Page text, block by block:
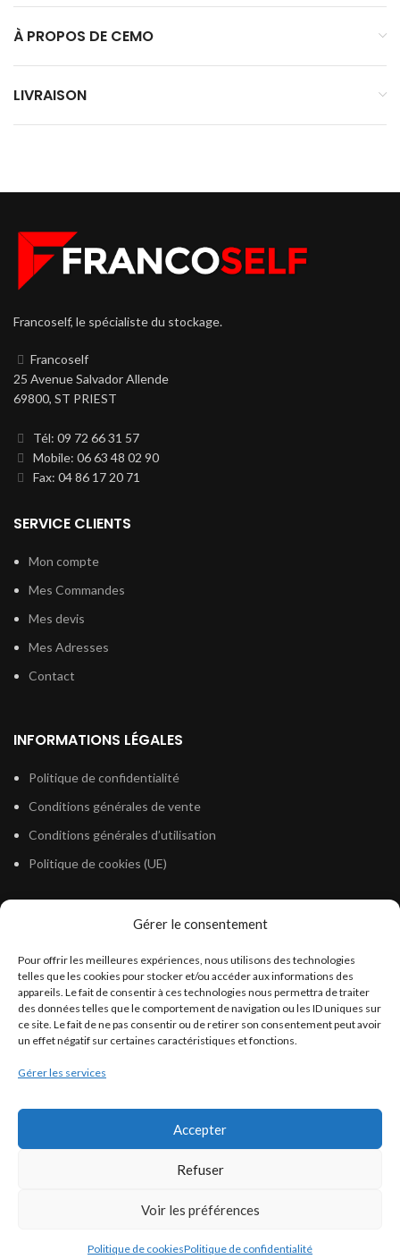
Gérer le consentement
Pour offrir les meilleures expériences, nous utilisons des technologies
telles que les cookies pour stocker et/ou accéder aux informations des
appareils. Le fait de consentir à ces technologies nous permettra de traiter
des données telles que le comportement de navigation ou les ID uniques sur
ce site. Le fait de ne pas consentir ou de retirer son consentement peut avoir
un effet négatif sur certaines caractéristiques et fonctions.
Gérer les services
Accepter
Refuser
Voir les préférences
Politique de cookiesPolitique de confidentialité
À PROPOS DE CEMO
LIVRAISON
Francoself, le spécialiste du stockage.
Francoself
25 Avenue Salvador Allende
69800, ST PRIEST
Tél: 09 72 66 31 57
Mobile: 06 63 48 02 90
Fax: 04 86 17 20 71
SERVICE CLIENTS
Mon compte
Mes Commandes
Mes devis
Mes Adresses
Contact
INFORMATIONS LÉGALES
Politique de confidentialité
Conditions générales de vente
Conditions générales d’utilisation
Politique de cookies (UE)
Législation Gasoil Fioul GNR
Législation Essence
Législation Adblue
Législation Eau
Législation Lubrifiant
Législation Phytosanitaire
COPYRIGHT ©Francoself- Tous droits réservés.